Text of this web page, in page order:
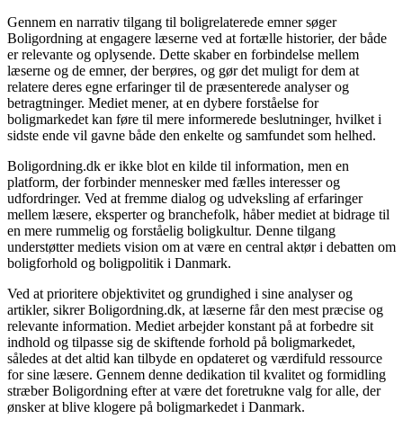
Gennem en narrativ tilgang til boligrelaterede emner søger
Boligordning at engagere læserne ved at fortælle historier, der både
er relevante og oplysende. Dette skaber en forbindelse mellem
læserne og de emner, der berøres, og gør det muligt for dem at
relatere deres egne erfaringer til de præsenterede analyser og
betragtninger. Mediet mener, at en dybere forståelse for
boligmarkedet kan føre til mere informerede beslutninger, hvilket i
sidste ende vil gavne både den enkelte og samfundet som helhed.
Boligordning.dk er ikke blot en kilde til information, men en
platform, der forbinder mennesker med fælles interesser og
udfordringer. Ved at fremme dialog og udveksling af erfaringer
mellem læsere, eksperter og branchefolk, håber mediet at bidrage til
en mere rummelig og forståelig boligkultur. Denne tilgang
understøtter mediets vision om at være en central aktør i debatten om
boligforhold og boligpolitik i Danmark.
Ved at prioritere objektivitet og grundighed i sine analyser og
artikler, sikrer Boligordning.dk, at læserne får den mest præcise og
relevante information. Mediet arbejder konstant på at forbedre sit
indhold og tilpasse sig de skiftende forhold på boligmarkedet,
således at det altid kan tilbyde en opdateret og værdifuld ressource
for sine læsere. Gennem denne dedikation til kvalitet og formidling
stræber Boligordning efter at være det foretrukne valg for alle, der
ønsker at blive klogere på boligmarkedet i Danmark.